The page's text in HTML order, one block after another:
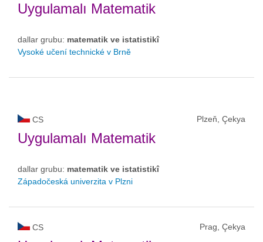
Uygulamalı Matematik
dallar grubu: matematik ve istatistikî
Vysoké učení technické v Brně
CS Plzeň, Çekya
Uygulamalı Matematik
dallar grubu: matematik ve istatistikî
Západočeská univerzita v Plzni
CS Prag, Çekya